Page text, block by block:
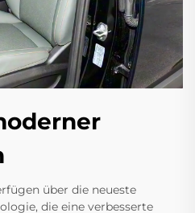
über die neueste
die eine verbesserte